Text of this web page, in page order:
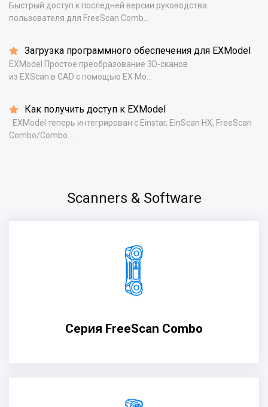
Быстрый доступ к последней версии руководства
пользователя для FreeScan Comb...
Загрузка программного обеспечения для EXModel
EXModel Простое преобразование 3D-сканов
из EXScan в CAD с помощью EX Mo...
Как получить доступ к EXModel
EXModel теперь интегрирован с Einstar, EinScan HX, FreeScan
Combo/Combo...
Scanners & Software
Серия FreeScan Combo